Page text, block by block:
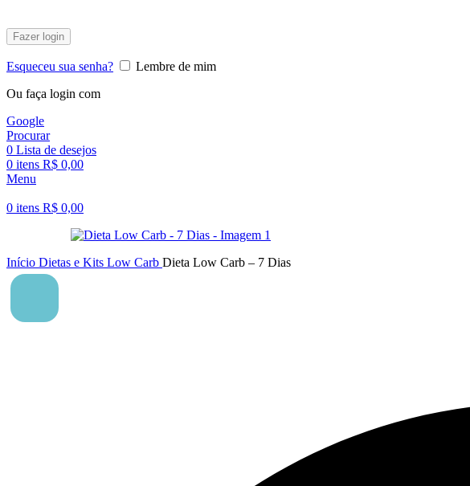
Fazer login
Esqueceu sua senha?
Lembre de mim
Ou faça login com
Google
Procurar
0 Lista de desejos
0 itens R$ 0,00
Menu
0 itens R$ 0,00
Início Dietas e Kits Low Carb Dieta Low Carb – 7 Dias